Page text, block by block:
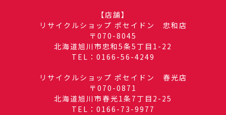
【店舗】
リサイクルショップ ポセイドン 忠和店
〒070-8045
北海道旭川市忠和5条5丁目1-22
TEL：0166-56-4249
リサイクルショップ ポセイドン 春光店
〒070-0871
北海道旭川市春光1条7丁目2-25
TEL：0166-73-9977